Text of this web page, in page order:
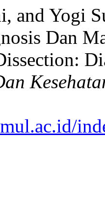
and Yogi
Dan